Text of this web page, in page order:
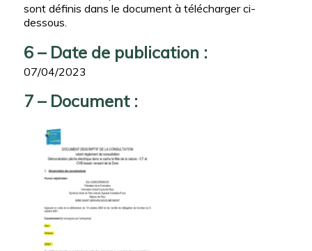
sont définis dans le document à télécharger ci-
dessous.
6 – Date de publication :
07/04/2023
7 – Document :